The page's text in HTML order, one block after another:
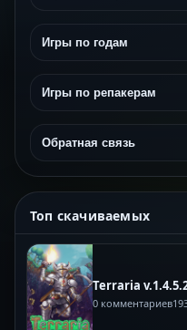
Игры по годам
Игры по репакерам
Обратная связь
Топ скачиваемых
Terraria
0 комментариев